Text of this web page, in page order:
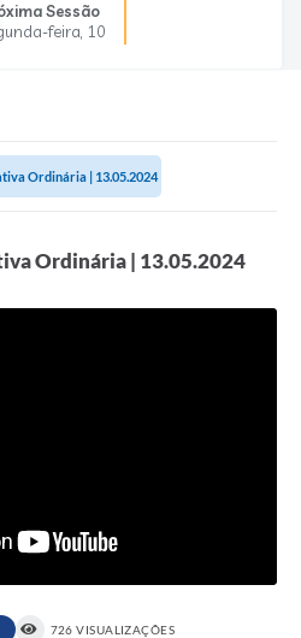
Sessão
feira 10
Ordinária | 13.05.2024
Ordinária | 13.05.2024
726 VISUALIZAÇÕES